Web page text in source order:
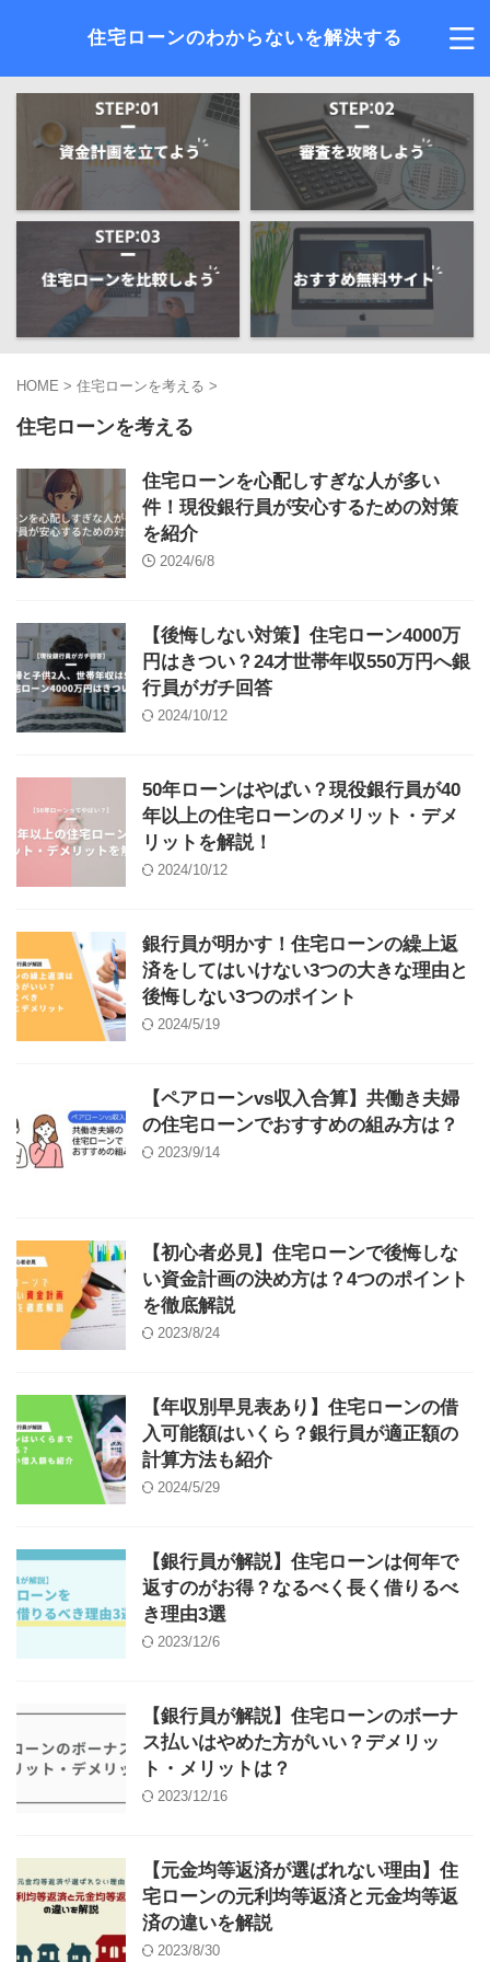
住宅ローンのわからないを解決する
HOME > 住宅ローンを考える >
住宅ローンを考える
住宅ローンを心配しすぎな人が多い
件！現役銀行員が安心するための対策
を紹介
2024/6/8
【後悔しない対策】住宅ローン4000万
円はきつい？24才世帯年収550万円へ銀
行員がガチ回答
2024/10/12
50年ローンはやばい？現役銀行員が40
年以上の住宅ローンのメリット・デメ
リットを解説！
2024/10/12
銀行員が明かす！住宅ローンの繰上返
済をしてはいけない3つの大きな理由と
後悔しない3つのポイント
2024/5/19
【ペアローンvs収入合算】共働き夫婦
の住宅ローンでおすすめの組み方は？
2023/9/14
【初心者必見】住宅ローンで後悔しな
い資金計画の決め方は？4つのポイント
を徹底解説
2023/8/24
【年収別早見表あり】住宅ローンの借
入可能額はいくら？銀行員が適正額の
計算方法も紹介
2024/5/29
【銀行員が解説】住宅ローンは何年で
返すのがお得？なるべく長く借りるべ
き理由3選
2023/12/6
【銀行員が解説】住宅ローンのボーナ
ス払いはやめた方がいい？デメリッ
ト・メリットは？
2023/12/16
【元金均等返済が選ばれない理由】住
宅ローンの元利均等返済と元金均等返
済の違いを解説
2023/8/30